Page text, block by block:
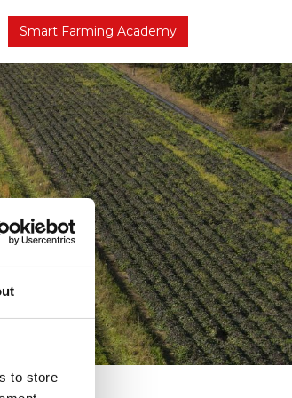
to store
Smart Farming Academy